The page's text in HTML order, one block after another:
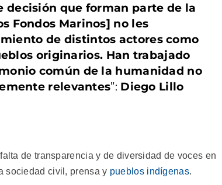
decisión que forman parte de la
Fondos Marinos] no les
de distintos actores como
originarios. Han trabajado
común de la humanidad no
relevantes”: Diego Lillo
de transparencia y de diversidad de voces en
sociedad civil, prensa y pueblos indígenas.